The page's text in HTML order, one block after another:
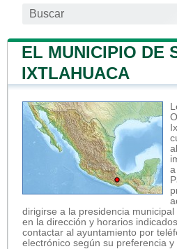
EL MUNICIPIO DE
IXTLAHUACA
a
dirigirse a la presidencia
en la dirección y horarios
contactar al ayuntamiento por
electrónico según su preferencia y